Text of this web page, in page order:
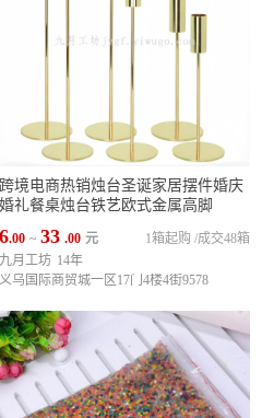
跨境电商热销烛台圣诞家居摆件婚庆
婚礼餐桌烛台铁艺欧式金属高脚
6.00 ~ 33 .00 元 成交48箱
1箱起购 /
九月工坊 14年
义乌国际商贸城一区17门4楼4街9578